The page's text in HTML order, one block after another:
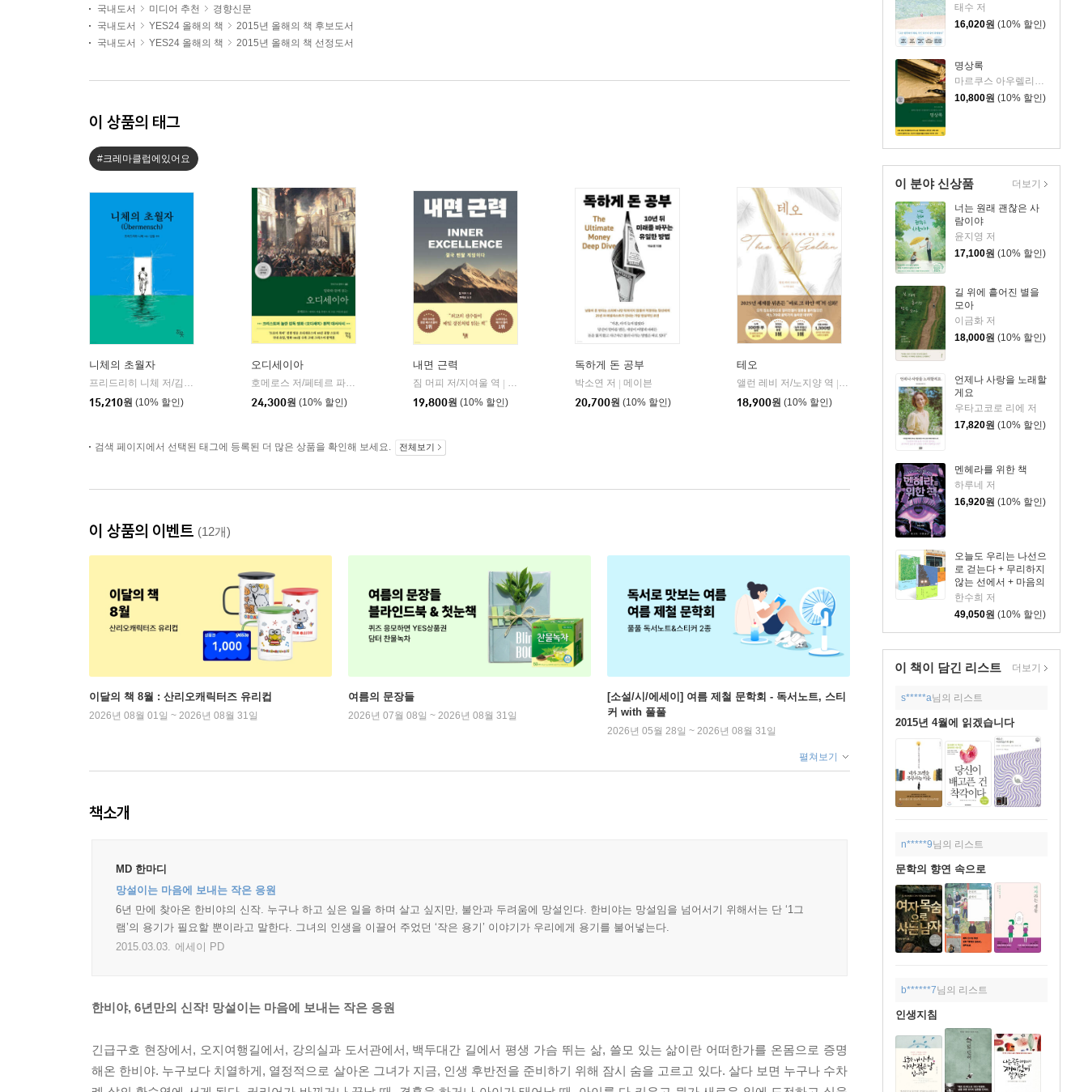
태수 저
16,020원 (10% 할인)
명상록
마르쿠스 아우렐리우스 저/박문재 역
10,800원 (10% 할인)
이 분야 신상품
너는 원래 괜찮은 사
람이야
윤지영 저
17,100원 (10% 할인)
길 위에 흩어진 별을
모아
이금화 저
18,000원 (10% 할인)
언제나 사랑을 노래할
게요
우타고코로 리에 저
17,820원 (10% 할인)
멘헤라를 위한 책
하루네 저
16,920원 (10% 할인)
오늘도 우리는 나선으
로 걷는다 + 무리하지
않는 선에서 + 마음의
문제 세트
한수희 저
49,050원 (10% 할인)
더보기
이 책이 담긴 리스트 더보기
s*****a님의 리스트
2015년 4월에 읽겠습니다
n*****9님의 리스트
문학의 향연 속으로
b******7님의 리스트
인생지침
국내도서
미디어 추천
경향신문
국내도서
YES24 올해의 책
2015년 올해의 책 후보도서
국내도서
YES24 올해의 책 2015년 올해의 책 선정도서
이 상품의 태그
#크레마클럽에있어요
니체의 초월자
프리드리히 니체 저/김철 편역
15,210원 (10% 할인)
오디세이아
호메로스 저/페테르 파울 루벤스 그림/박문재 역 | 현대지성
24,300원 (10% 할인)
내면 근력
짐 머피 저/지여울 역
윌북(willbook)
19,800원 (10% 할인)
독하게 돈 공부
박소연 저
메이븐
20,700원 (10% 할인)
테오
앨런 레비 저/노지양 역
오팬하우스
18,900원 (10% 할인)
검색 페이지에서 선택된 태그에 등록된 더 많은 상품을 확인해 보세요. 전체보기
이 상품의 이벤트 (12개)
이달의 책 8월 : 산리오캐릭터즈 유리컵
2026년 08월 01일 ~ 2026년 08월 31일
여름의 문장들
2026년 07월 08일 ~ 2026년 08월 31일
[소설/시/에세이] 여름 제철 문학회 - 독서노트, 스티
커 with 풀풀
2026년 05월 28일 ~ 2026년 08월 31일
펼쳐보기
책소개
MD 한마디
망설이는 마음에 보내는 작은 응원
6년 만에 찾아온 한비야의 신작. 누구나 하고 싶은 일을 하며 살고 싶지만, 불안과 두려움에 망설인다. 한비야는 망설임을 넘어서기 위해서는 단 ‘1그
램’의 용기가 필요할 뿐이라고 말한다. 그녀의 인생을 이끌어 주었던 ‘작은 용기’ 이야기가 우리에게 용기를 불어넣는다.
2015.03.03. 에세이 PD
한비야, 6년만의 신작! 망설이는 마음에 보내는 작은 응원
긴급구호 현장에서, 오지여행길에서, 강의실과 도서관에서, 백두대간 길에서 평생 가슴 뛰는 삶, 쓸모 있는 삶이란 어떠한가를 온몸으로 증명
해온 한비야. 누구보다 치열하게, 열정적으로 살아온 그녀가 지금, 인생 후반전을 준비하기 위해 잠시 숨을 고르고 있다. 살다 보면 누구나 수차